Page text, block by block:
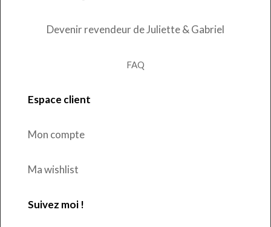
Devenir revendeur de Juliette & Gabriel
FAQ
Espace client
Mon compte
Ma wishlist
Suivez moi !